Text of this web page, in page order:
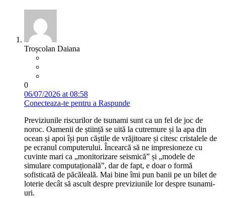
Troșcolan Daiana
0
06/07/2026 at 08:58
Conecteaza-te pentru a Raspunde
Previziunile riscurilor de tsunami sunt ca un fel de joc de
noroc. Oamenii de știință se uită la cutremure și la apa din
ocean și apoi își pun căștile de vrăjitoare și citesc cristalele de
pe ecranul computerului. Încearcă să ne impresioneze cu
cuvinte mari ca „monitorizare seismică” și „modele de
simulare computațională”, dar de fapt, e doar o formă
sofisticată de păcăleală. Mai bine îmi pun banii pe un bilet de
loterie decât să ascult despre previziunile lor despre tsunami-
uri.